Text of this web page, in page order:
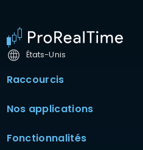
États-Unis
Raccourcis
Nos applications
Fonctionnalités